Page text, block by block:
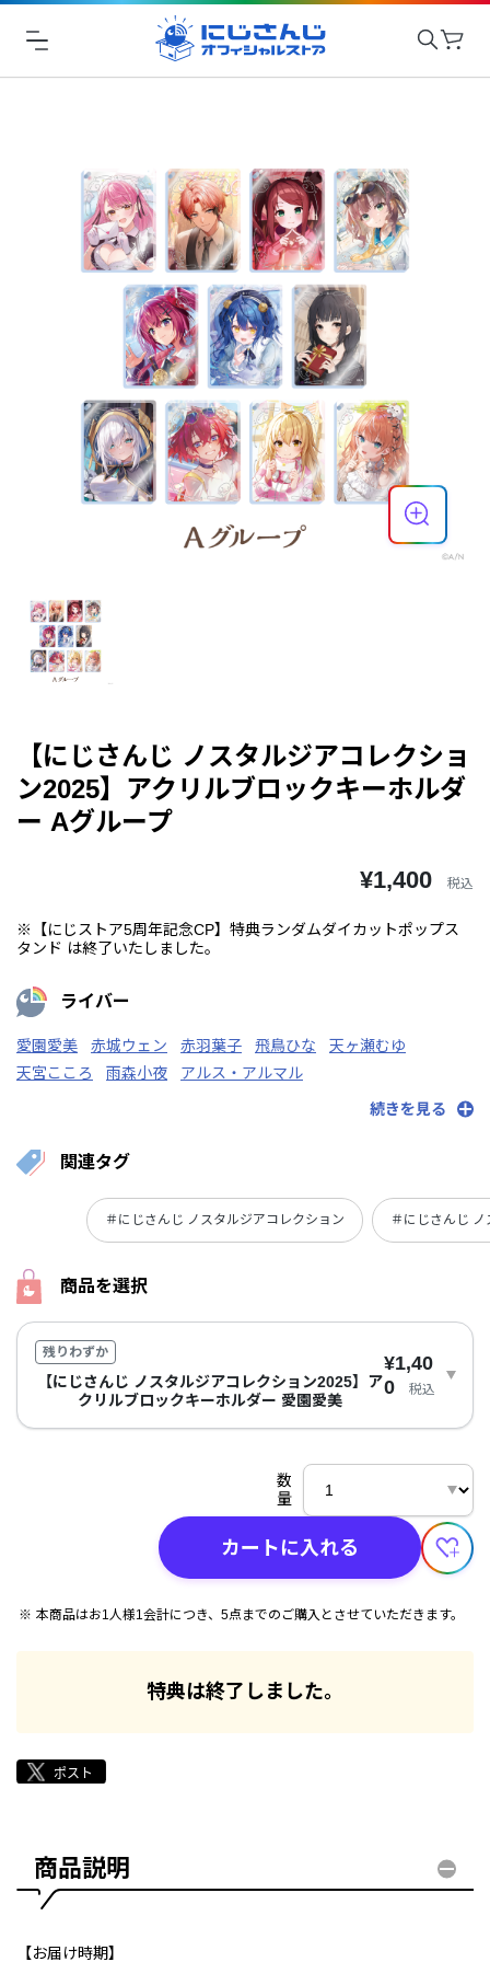
【にじさんじ ノスタルジアコレクショ
ン2025】アクリルブロックキーホルダ
ー Aグループ
¥1,400 税込
※【にじストア5周年記念CP】特典ランダムダイカットポップス
タンド は終了いたしました。
ライバー
愛園愛美 赤城ウェン 赤羽葉子 飛鳥ひな
天ヶ瀬むゆ
天宮こころ
雨森小夜
アルス・アルマル
続きを見る
関連タグ
＃にじさんじ ノスタルジアコレクション ＃にじさんじ
商品を選択
残りわずか
【にじさんじ ノスタルジアコレクション2025】ア
クリルブロックキーホルダー 愛園愛美
¥1,40
0
税込
数
量
カートに入れる
本商品はお1人様1会計につき、5点までのご購入とさせていただきます。
特典は終了しました。
商品説明
【お届け時期】